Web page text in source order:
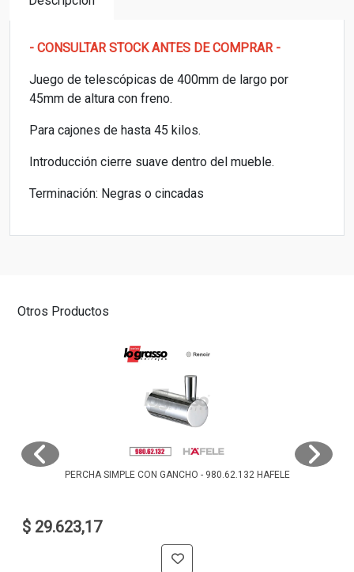
- CONSULTAR STOCK ANTES DE COMPRAR -
Juego de telescópicas de 400mm de largo por
45mm de altura con freno.
Para cajones de hasta 45 kilos.
Introducción cierre suave dentro del mueble.
Terminación: Negras o cincadas
Otros Productos
PERCHA SIMPLE CON GANCHO - 980.62.132 HAFELE
$ 29.623,17